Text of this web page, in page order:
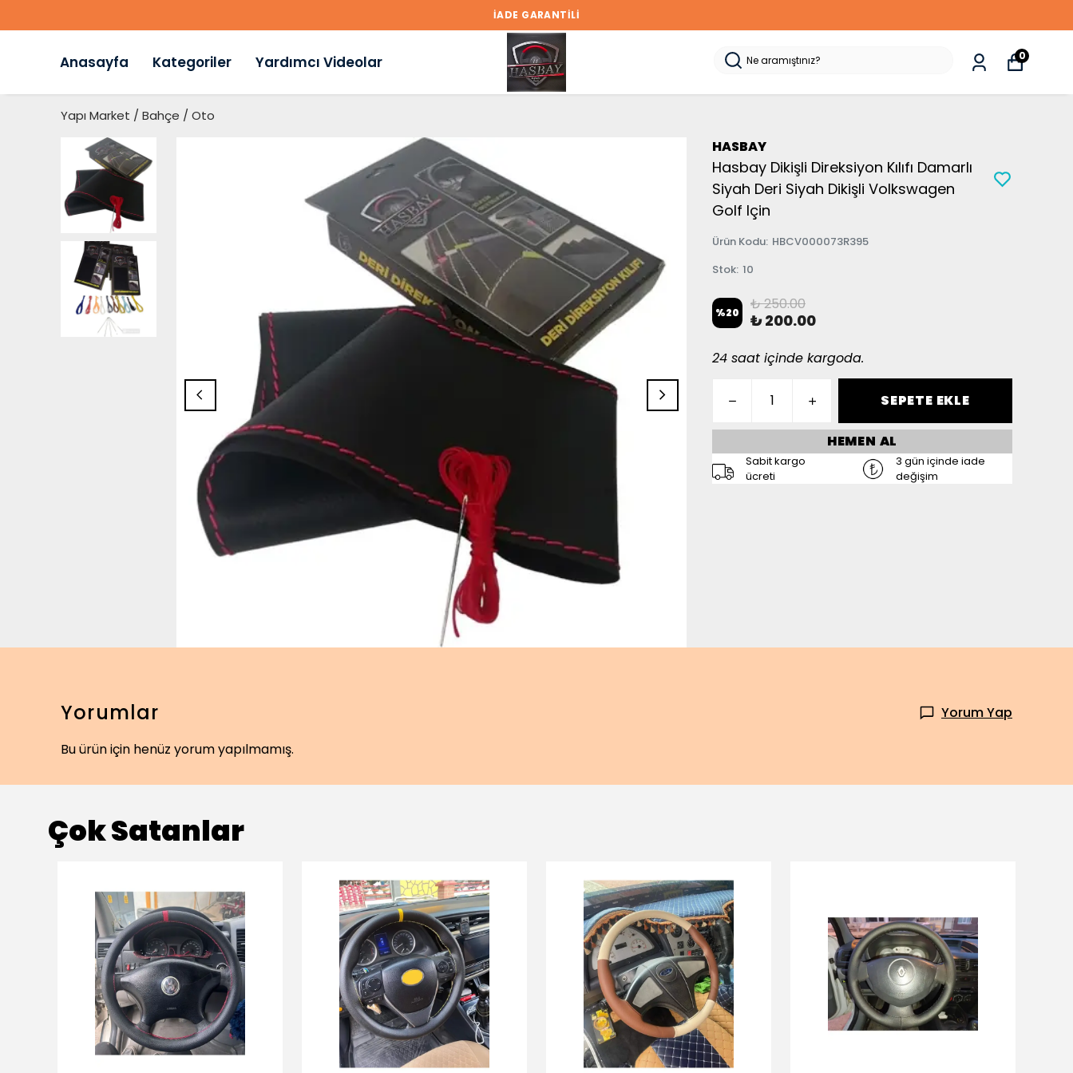
İADE GARANTİLİ
Anasayfa Kategoriler Yardımcı Videolar 0
Yapı Market / Bahçe / Oto
HASBAY
Hasbay Dikişli Direksiyon Kılıfı Damarlı
Siyah Deri Siyah Dikişli Volkswagen
Golf Için
Ürün Kodu: HBCV000073R395
Stok: 10
%20 ₺ 250.00
₺ 200.00
24 saat içinde kargoda.
SEPETE EKLE
HEMEN AL
Sabit kargo
ücreti
3 gün içinde iade
değişim
Yorumlar
Yorum Yap
Bu ürün için henüz yorum yapılmamış.
Çok Satanlar